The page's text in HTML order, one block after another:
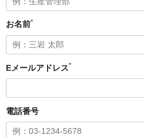
お名前*
Eメールアドレス*
電話番号